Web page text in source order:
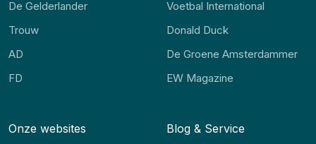
De Gelderlander
Trouw
AD
FD
Voetbal International
Donald Duck
De Groene Amsterdammer
EW Magazine
Onze websites Blog & Service